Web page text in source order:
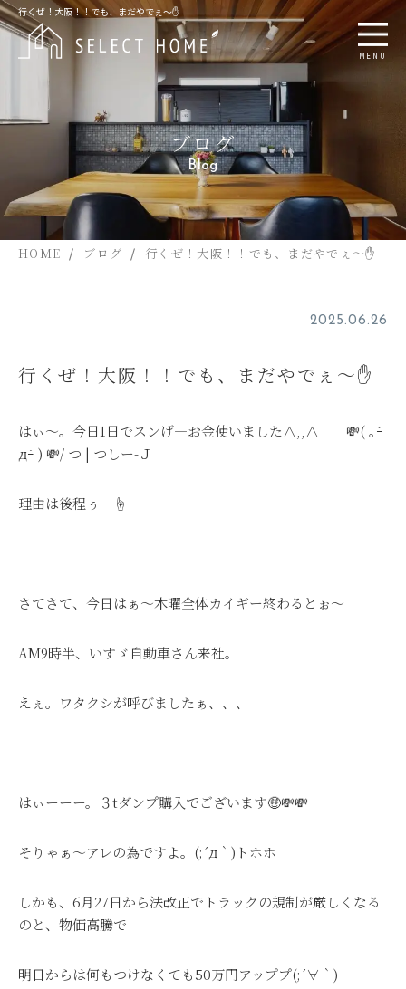
行くぜ！大阪！！でも、まだやでぇ～✋
MENU
ブログ
Blog
HOME ブログ 行くぜ！大阪！！でも、まだやでぇ～✋
2025.06.26
行くぜ！大阪！！でも、まだやでぇ～✋
はぃ～。今日1日でスンげ―お金使いました∧,,∧ 💸( ｡ｰ̀
дｰ́ ) 💸/ つ | つしー-Ｊ
理由は後程ぅ―☝
さてさて、今日はぁ～木曜全体カイギー終わるとぉ～
AM9時半、いすゞ自動車さん来社。
えぇ。ワタクシが呼びましたぁ、、、
はぃーーー。３tダンプ購入でございます🤑💸💸
そりゃぁ～アレの為ですよ。(;´д｀)トホホ
しかも、6月27日から法改正でトラックの規制が厳しくなる
のと、物価高騰で
明日からは何もつけなくても50万円アッププ(;´∀｀)